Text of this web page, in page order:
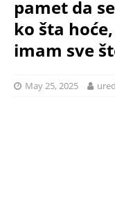
pamet da
ko šta
imam sve
May 25, 2025